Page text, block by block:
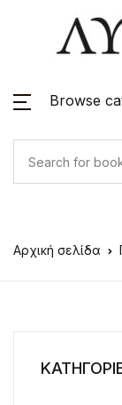
Browse
Αρχική σελίδα